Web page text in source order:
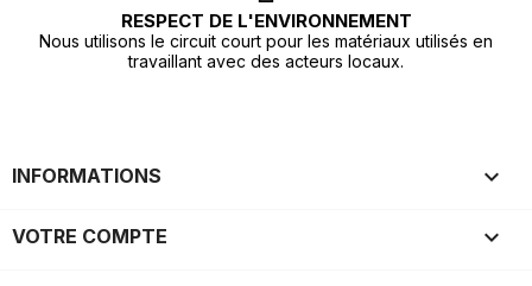
RESPECT DE L'ENVIRONNEMENT
Nous utilisons le circuit court pour les matériaux utilisés en
travaillant avec des acteurs locaux.
INFORMATIONS 
VOTRE COMPTE 